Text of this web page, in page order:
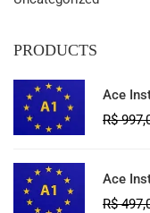
PRODUCTS
Ace
R$
Ace
R$